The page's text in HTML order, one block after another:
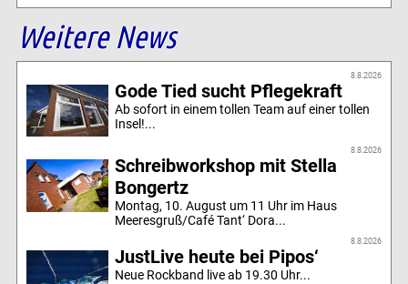
Weitere News
8.8.2026
Gode Tied sucht Pflegekraft
Ab sofort in einem tollen Team auf einer tollen
Insel!...
8.8.2026
Schreibworkshop mit Stella
Bongertz
Montag, 10. August um 11 Uhr im Haus
Meeresgruß/Café Tant‘ Dora...
8.8.2026
JustLive heute bei Pipos‘
Neue Rockband live ab 19.30 Uhr...